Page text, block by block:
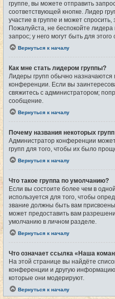
группе, вы можете отправить
соответствующей кнопке. Лидер
участие в группе и может
Пожалуйста, не беспокойте
запрос; у него могут быть для этого
Вернуться к началу
Как мне стать лидером группы?
Лидеры групп обычно
конференции. Если вы
свяжитесь с администратором;
сообщение.
Вернуться к началу
Почему названия некоторых
Администратор конференции
групп для того, чтобы их было
Вернуться к началу
Что такое группа по умолчанию?
Если вы состоите более чем в
используется для того, чтобы
звание должны быть вам
может предоставить вам
умолчанию в личном разделе.
Вернуться к началу
Что означает ссылка «Наша
На этой странице вы найдёте
конференции и другую
которые они модерируют.
Вернуться к началу